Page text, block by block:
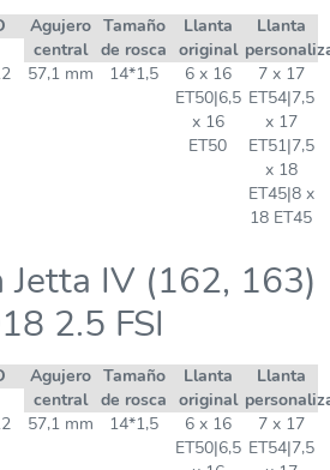
Agujero
central
Tamaño
de rosca
Llanta
original
Llanta
57,1 mm 14*1,5
6 x 16
ET50|6,5
x 16
ET50
7 x 17
ET54|7,5
x 17
ET51|7,5
x 18
ET45|8 x
18 ET45
IV (162, 163)
2.5 FSI
Agujero
central
Tamaño
de rosca
Llanta
original
Llanta
57,1 mm 14*1,5
6 x 16
ET50|6,5
7 x 17
ET54|7,5